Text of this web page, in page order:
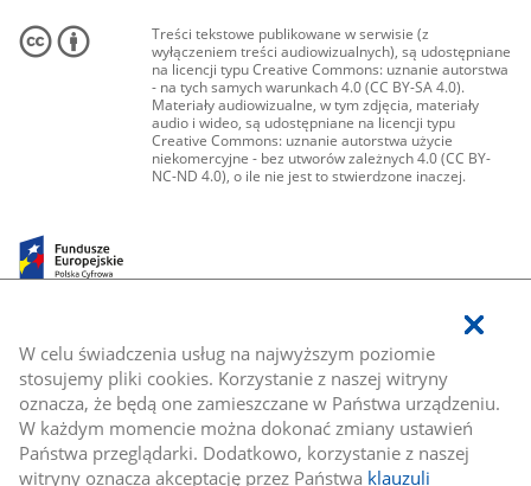
W celu świadczenia usług na najwyższym poziomie
stosujemy pliki cookies. Korzystanie z naszej witryny
oznacza, że będą one zamieszczane w Państwa urządzeniu.
W każdym momencie można dokonać zmiany ustawień
Państwa przeglądarki. Dodatkowo, korzystanie z naszej
witryny oznacza akceptację przez Państwa klauzuli
Treści tekstowe publikowane w serwisie (z
wyłączeniem treści audiowizualnych), są udostępniane
na licencji typu Creative Commons: uznanie autorstwa
- na tych samych warunkach 4.0 (CC BY-SA 4.0).
Materiały audiowizualne, w tym zdjęcia, materiały
audio i wideo, są udostępniane na licencji typu
Creative Commons: uznanie autorstwa użycie
niekomercyjne - bez utworów zależnych 4.0 (CC BY-
NC-ND 4.0), o ile nie jest to stwierdzone inaczej.